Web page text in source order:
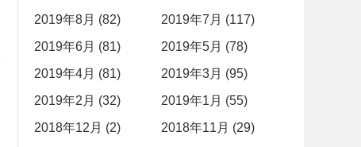
2019年8月 (82)
2019年7月 (117)
2019年6月 (81)
2019年5月 (78)
2019年4月 (81)
2019年3月 (95)
2019年2月 (32)
2019年1月 (55)
2018年12月 (2)
2018年11月 (29)